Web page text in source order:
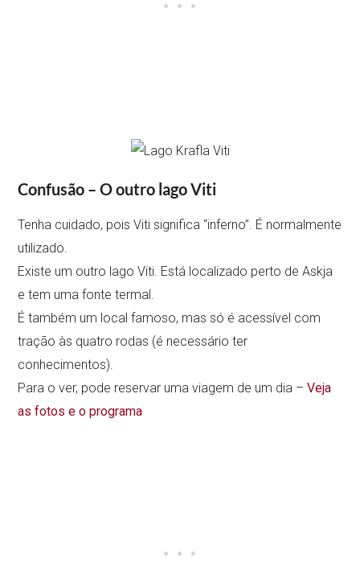
Confusão – O outro lago Viti
Tenha cuidado, pois Viti significa “inferno”. É normalmente
utilizado.
Existe um outro lago Viti. Está localizado perto de Askja
e tem uma fonte termal.
É também um local famoso, mas só é acessível com
tração às quatro rodas (é necessário ter
conhecimentos).
Para o ver, pode reservar uma viagem de um dia –Veja
as fotos e o programa